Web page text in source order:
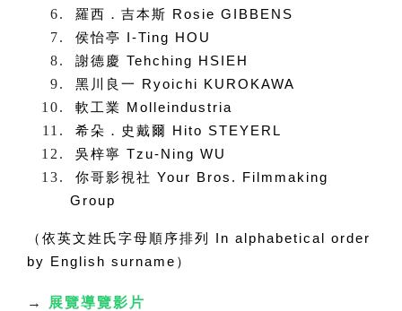
羅西．吉本斯 Rosie GIBBENS
侯怡亭 I-Ting HOU
謝德慶 Tehching HSIEH
黑川良一 Ryoichi KUROKAWA
軟工業 Molleindustria
希朵．史戴爾 Hito STEYERL
吳梓寧 Tzu-Ning WU
你哥影視社 Your Bros. Filmmaking
Group
（依英文姓氏字母順序排列 In alphabetical order
by English surname）
→
展覽導覽影片